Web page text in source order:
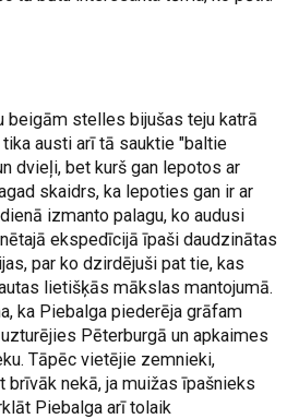
stelles bijušas teju katrā
austi arī tā sauktie "baltie
dvieļi, bet kurš gan lepotos ar
skaidrs, ka lepoties gan ir ar
izmanto palagu, ko audusi
ekspedīcijā īpaši daudzinātas
par ko dzirdējuši pat tie, kas
lietišķās mākslas mantojumā.
ka Piebalga piederēja grāfam
Pēterburgā un apkaimes
Tāpēc vietējie zemnieki,
brīvāk nekā, ja muižas īpašnieks
Piebalga arī tolaik